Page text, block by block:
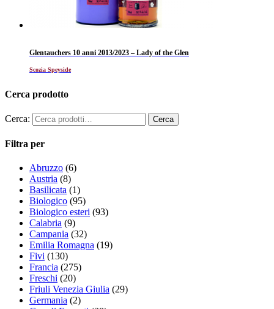
Glentauchers 10 anni 2013/2023 – Lady of the Glen
Scozia Speyside
Cerca prodotto
Cerca:
Filtra per
Abruzzo (6)
Austria (8)
Basilicata (1)
Biologico (95)
Biologico esteri (93)
Calabria (9)
Campania (32)
Emilia Romagna (19)
Fivi (130)
Francia (275)
Freschi (20)
Friuli Venezia Giulia (29)
Germania (2)